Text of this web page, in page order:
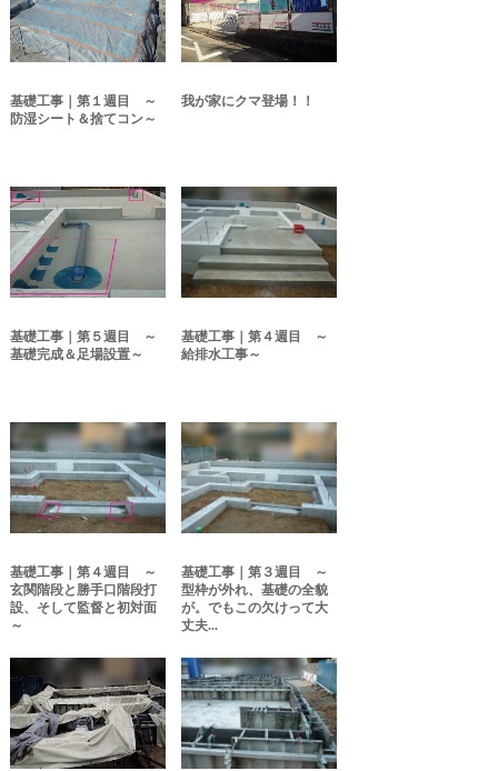
基礎工事｜第１週目 ～
防湿シート＆捨てコン～
我が家にクマ登場！！
基礎工事｜第５週目 ～
基礎完成＆足場設置～
基礎工事｜第４週目 ～
給排水工事～
基礎工事｜第４週目 ～
玄関階段と勝手口階段打
設、そして監督と初対面
～
基礎工事｜第３週目 ～
型枠が外れ、基礎の全貌
が。でもこの欠けって大
丈夫...